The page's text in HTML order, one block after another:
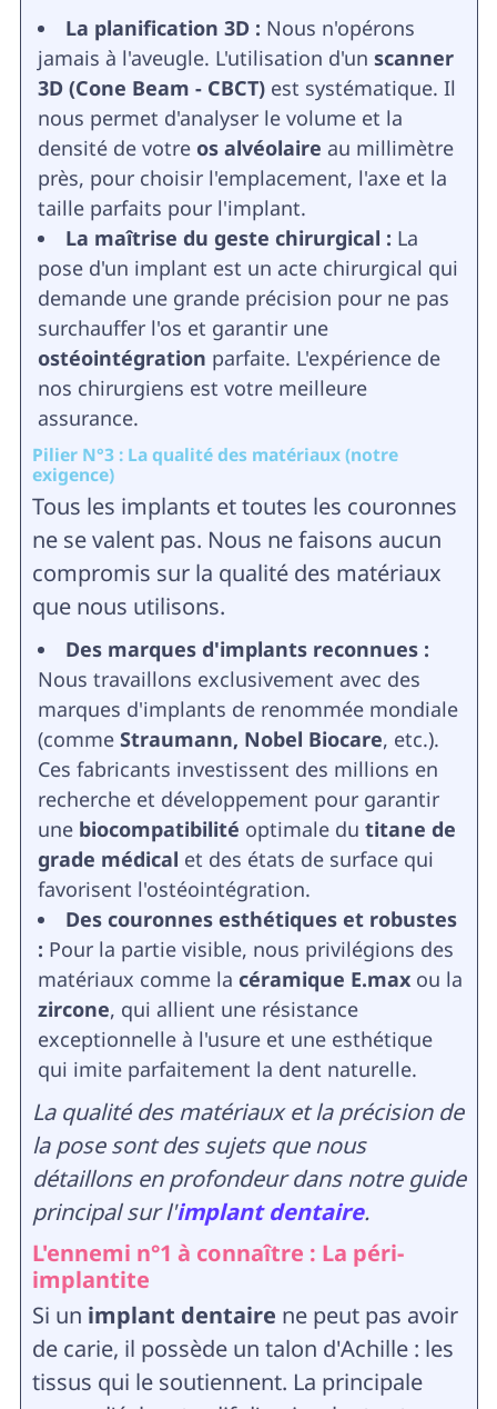
La planification 3D : Nous n'opérons
jamais à l'aveugle. L'utilisation d'un scanner
3D (Cone Beam - CBCT)est systématique. Il
nous permet d'analyser le volume et la
densité de votre os alvéolaire au millimètre
près, pour choisir l'emplacement, l'axe et la
taille parfaits pour l'implant.
La maîtrise du geste chirurgical : La
pose d'un implant est un acte chirurgical qui
demande une grande précision pour ne pas
surchauffer l'os et garantir une
ostéointégration parfaite. L'expérience de
nos chirurgiens est votre meilleure
assurance.
Pilier N°3 : La qualité des matériaux (notre
exigence)
Tous les implants et toutes les couronnes
ne se valent pas. Nous ne faisons aucun
compromis sur la qualité des matériaux
que nous utilisons.
Des marques d'implants reconnues :
Nous travaillons exclusivement avec des
marques d'implants de renommée mondiale
(comme Straumann, Nobel Biocare, etc.).
Ces fabricants investissent des millions en
recherche et développement pour garantir
une biocompatibilité optimale du titane de
grade médical et des états de surface qui
favorisent l'ostéointégration.
Des couronnes esthétiques et robustes
: Pour la partie visible, nous privilégions des
matériaux comme la céramique E.maxou la
zircone, qui allient une résistance
exceptionnelle à l'usure et une esthétique
qui imite parfaitement la dent naturelle.
La qualité des matériaux et la précision de
la pose sont des sujets que nous
détaillons en profondeur dans notre guide
principal sur l'implant dentaire.
L'ennemi n°1 à connaître : La péri-
implantite
Si un implant dentaire ne peut pas avoir
de carie, il possède un talon d'Achille : les
tissus qui le soutiennent. La principale